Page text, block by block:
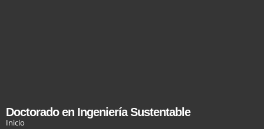
Doctorado en Ingeniería Sustentable
Inicio